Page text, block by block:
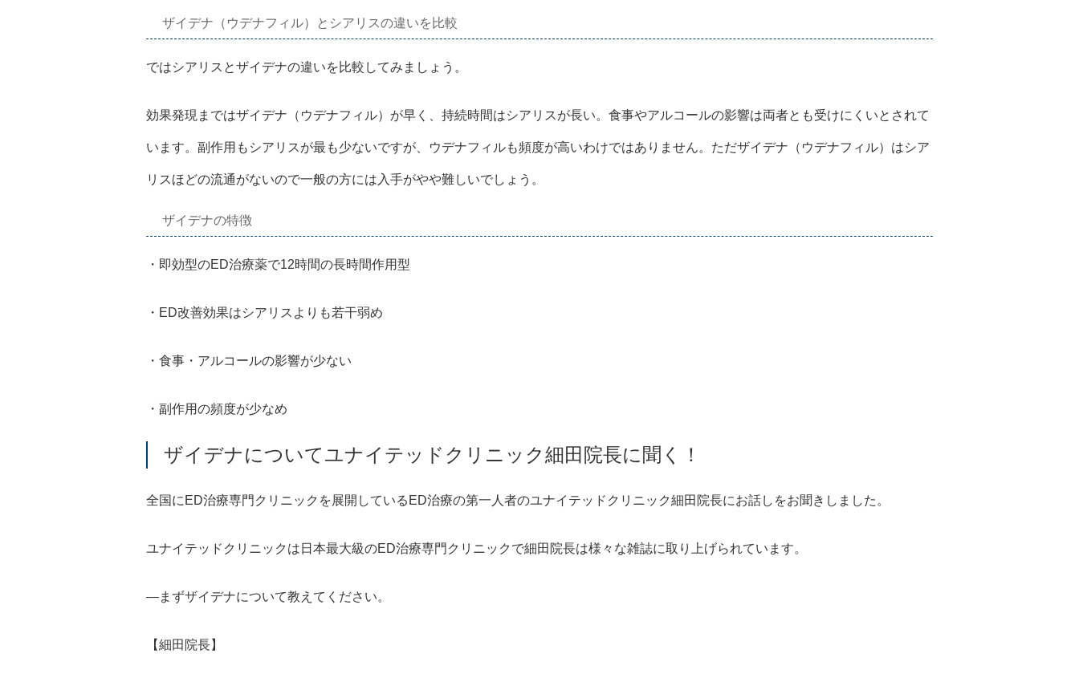
ザイデナ（ウデナフィル）とシアリスの違いを比較
ではシアリスとザイデナの違いを比較してみましょう。
効果発現まではザイデナ（ウデナフィル）が早く、持続時間はシアリスが長い。食事やアルコールの影響は両者とも受けにくいとされて
います。副作用もシアリスが最も少ないですが、ウデナフィルも頻度が高いわけではありません。ただザイデナ（ウデナフィル）はシア
リスほどの流通がないので一般の方には入手がやや難しいでしょう。
ザイデナの特徴
・即効型のED治療薬で12時間の長時間作用型
・ED改善効果はシアリスよりも若干弱め
・食事・アルコールの影響が少ない
・副作用の頻度が少なめ
ザイデナについてユナイテッドクリニック細田院長に聞く！
全国にED治療専門クリニックを展開しているED治療の第一人者のユナイテッドクリニック細田院長にお話しをお聞きしました。
ユナイテッドクリニックは日本最大級のED治療専門クリニックで細田院長は様々な雑誌に取り上げられています。
―まずザイデナについて教えてください。
【細田院長】